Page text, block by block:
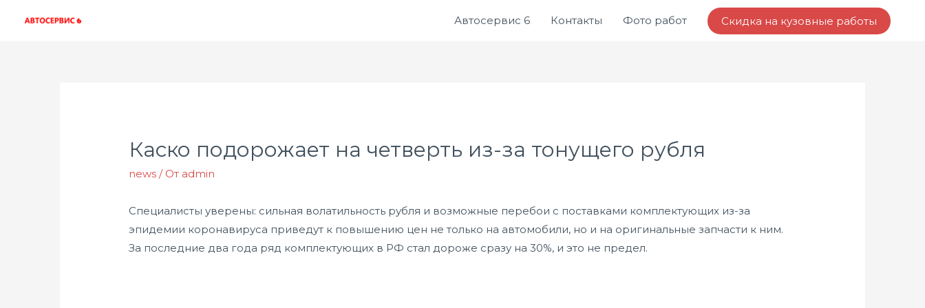
Автосервис 6 Контакты Фото работ Скидка на кузовные работы
Каско подорожает на четверть из-за тонущего рубля
news / От admin
Специалисты уверены: сильная волатильность рубля и возможные перебои с поставками комплектующих из-за
эпидемии коронавируса приведут к повышению цен не только на автомобили, но и на оригинальные запчасти к ним.
За последние два года ряд комплектующих в РФ стал дороже сразу на 30%, и это не предел.